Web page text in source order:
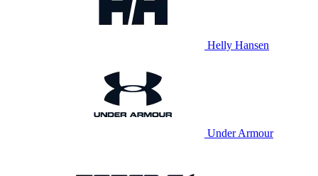
Helly Hansen
Under Armour